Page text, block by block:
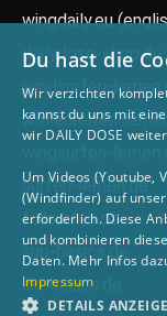
wingdaily.eu
dailydose-shop.de
windsurfen-
wellenreiten-
surfen-lernen.de
foilsurfen.de
sup-basics.de
ski-basics.de
Du hast die
Wir verzichten
kannst du uns mit
wir DAILY DOSE
Um Videos (Youtube,
(Windfinder) auf
erforderlich. Diese
und kombinieren
Daten. Mehr Infos
Impressum
DETAILS